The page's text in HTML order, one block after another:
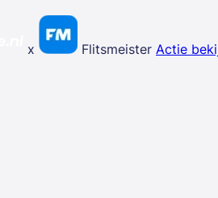
x Flitsmeister Actie